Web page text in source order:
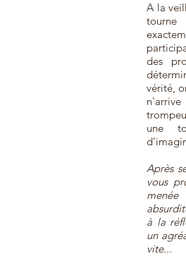
A la
tourne
des
vérité,
une
Après
vous
à la
un
vite...